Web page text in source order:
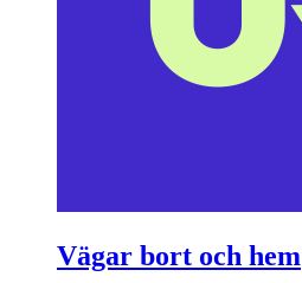
Vägar bort och hem